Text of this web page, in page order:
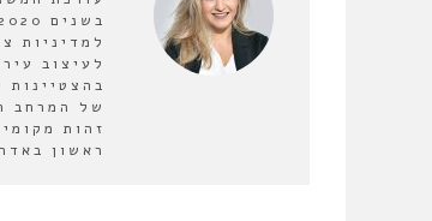
למדיניות
לעיצוב
של המרחב
זהות
ראשון